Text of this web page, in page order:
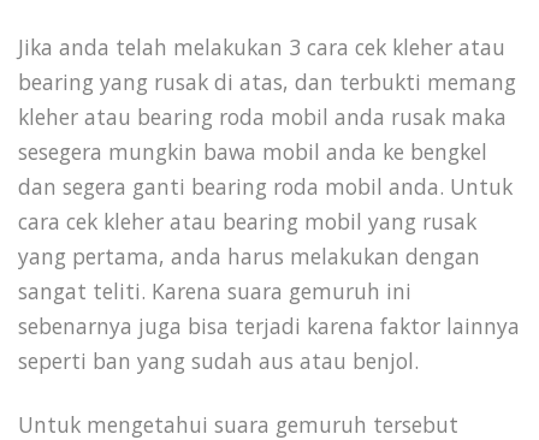
Jika anda telah melakukan 3 cara cek kleher atau
bearing yang rusak di atas, dan terbukti memang
kleher atau bearing roda mobil anda rusak maka
sesegera mungkin bawa mobil anda ke bengkel
dan segera ganti bearing roda mobil anda. Untuk
cara cek kleher atau bearing mobil yang rusak
yang pertama, anda harus melakukan dengan
sangat teliti. Karena suara gemuruh ini
sebenarnya juga bisa terjadi karena faktor lainnya
seperti ban yang sudah aus atau benjol.
Untuk mengetahui suara gemuruh tersebut